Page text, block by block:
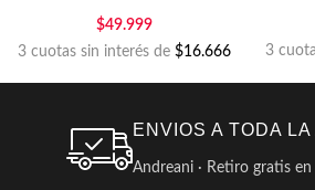
$49.999
3 cuotas sin interés de $16.666
3
ENVIOS A TODA
Andreani · Retiro gratis en